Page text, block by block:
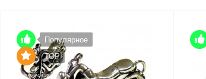
Популярное
TOP